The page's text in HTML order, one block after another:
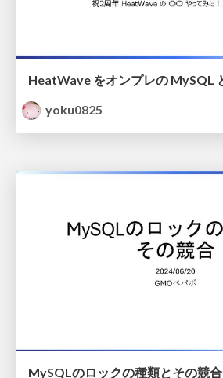
yoku0825
MySQLのロックの種類とその競合